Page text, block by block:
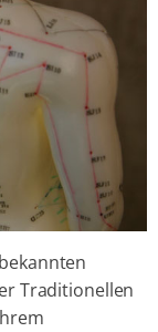
Traditionellen